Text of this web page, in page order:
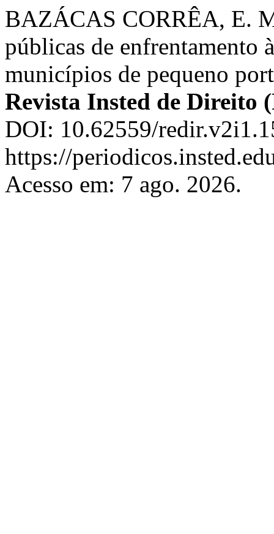
BAZÁCAS CORRÊA, E.
públicas de enfrentamento
municípios de pequeno
Revista Insted de Direito
DOI: 10.62559/
https://
Acesso em: 7 ago. 2026.